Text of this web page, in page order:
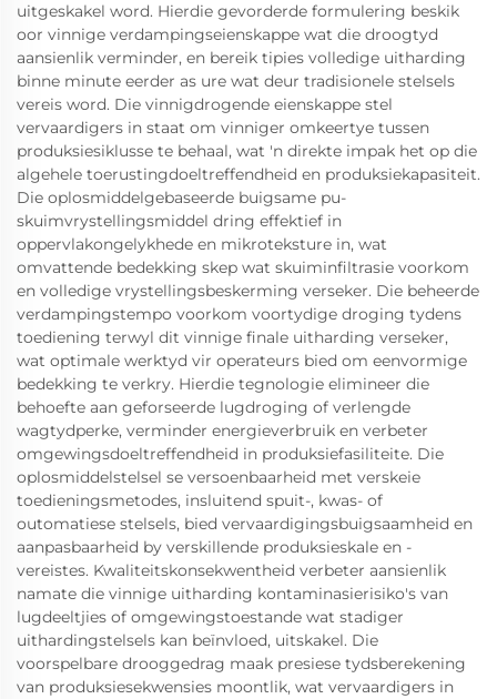
uitgeskakel word. Hierdie gevorderde formulering beskik
oor vinnige verdampingseienskappe wat die droogtyd
aansienlik verminder, en bereik tipies volledige uitharding
binne minute eerder as ure wat deur tradisionele stelsels
vereis word. Die vinnigdrogende eienskappe stel
vervaardigers in staat om vinniger omkeertye tussen
produksiesiklusse te behaal, wat 'n direkte impak het op die
algehele toerustingdoeltreffendheid en produksiekapasiteit.
Die oplosmiddelgebaseerde buigsame pu-
skuimvrystellingsmiddel dring effektief in
oppervlakongelykhede en mikroteksture in, wat
omvattende bedekking skep wat skuiminfiltrasie voorkom
en volledige vrystellingsbeskerming verseker. Die beheerde
verdampingstempo voorkom voortydige droging tydens
toediening terwyl dit vinnige finale uitharding verseker,
wat optimale werktyd vir operateurs bied om eenvormige
bedekking te verkry. Hierdie tegnologie elimineer die
behoefte aan geforseerde lugdroging of verlengde
wagtydperke, verminder energieverbruik en verbeter
omgewingsdoeltreffendheid in produksiefasiliteite. Die
oplosmiddelstelsel se versoenbaarheid met verskeie
toedieningsmetodes, insluitend spuit-, kwas- of
outomatiese stelsels, bied vervaardigingsbuigsaamheid en
aanpasbaarheid by verskillende produksieskale en -
vereistes. Kwaliteitskonsekwentheid verbeter aansienlik
namate die vinnige uitharding kontaminasierisiko's van
lugdeeltjies of omgewingstoestande wat stadiger
uithardingstelsels kan beïnvloed, uitskakel. Die
voorspelbare drooggedrag maak presiese tydsberekening
van produksiesekwensies moontlik, wat vervaardigers in